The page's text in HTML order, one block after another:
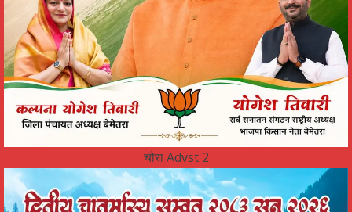
चौरा Advst 2